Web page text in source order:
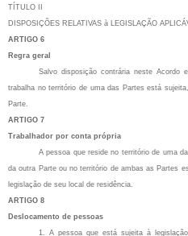
TÍTULO II
DISPOSIÇÕES RELATIVAS à LEGISLAÇÃO
ARTIGO 6
Regra geral
Salvo disposição contrária neste
trabalha no território de uma das Partes está
Parte.
ARTIGO 7
Trabalhador por conta própria
A pessoa que reside no território de uma
da outra Parte ou no território de ambas as Partes
legislação de seu local de residência.
ARTIGO 8
Deslocamento de pessoas
1. A pessoa que está sujeita à